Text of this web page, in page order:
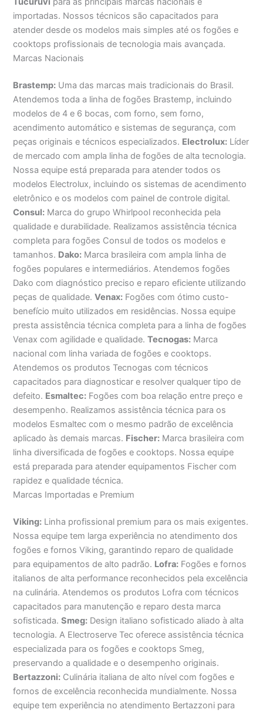
importadas. Nossos técnicos são capacitados para
atender desde os modelos mais simples até os fogões e
cooktops profissionais de tecnologia mais avançada.
Marcas Nacionais
Brastemp: Uma das marcas mais tradicionais do Brasil.
Atendemos toda a linha de fogões Brastemp, incluindo
modelos de 4 e 6 bocas, com forno, sem forno,
acendimento automático e sistemas de segurança, com
peças originais e técnicos especializados. Electrolux: Líder
de mercado com ampla linha de fogões de alta tecnologia.
Nossa equipe está preparada para atender todos os
modelos Electrolux, incluindo os sistemas de acendimento
eletrônico e os modelos com painel de controle digital.
Consul: Marca do grupo Whirlpool reconhecida pela
qualidade e durabilidade. Realizamos assistência técnica
completa para fogões Consul de todos os modelos e
tamanhos. Dako: Marca brasileira com ampla linha de
fogões populares e intermediários. Atendemos fogões
Dako com diagnóstico preciso e reparo eficiente utilizando
peças de qualidade.Venax: Fogões com ótimo custo-
benefício muito utilizados em residências. Nossa equipe
presta assistência técnica completa para a linha de fogões
Venax com agilidade e qualidade.Tecnogas: Marca
nacional com linha variada de fogões e cooktops.
Atendemos os produtos Tecnogas com técnicos
capacitados para diagnosticar e resolver qualquer tipo de
defeito. Esmaltec: Fogões com boa relação entre preço e
desempenho. Realizamos assistência técnica para os
modelos Esmaltec com o mesmo padrão de excelência
aplicado às demais marcas. Fischer: Marca brasileira com
linha diversificada de fogões e cooktops. Nossa equipe
está preparada para atender equipamentos Fischer com
rapidez e qualidade técnica.
Marcas Importadas e Premium
Viking: Linha profissional premium para os mais exigentes.
Nossa equipe tem larga experiência no atendimento dos
fogões e fornos Viking, garantindo reparo de qualidade
para equipamentos de alto padrão. Lofra: Fogões e fornos
italianos de alta performance reconhecidos pela excelência
na culinária. Atendemos os produtos Lofra com técnicos
capacitados para manutenção e reparo desta marca
sofisticada.Smeg: Design italiano sofisticado aliado à alta
tecnologia. A Electroserve Tec oferece assistência técnica
especializada para os fogões e cooktops Smeg,
preservando a qualidade e o desempenho originais.
Bertazzoni: Culinária italiana de alto nível com fogões e
fornos de excelência reconhecida mundialmente. Nossa
equipe tem experiência no atendimento Bertazzoni para